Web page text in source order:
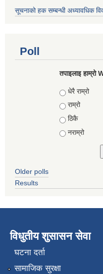
सूचनाको हक सम्बन्धी अध्यावधिक
Poll
तपाइलाइ हाम्रो
Choices
धेरै राम्रो
राम्रो
ठिकै
नराम्रो
Older polls
Results
विधुतीय शुसासन सेवा
घटना दर्ता
सामाजिक सुरक्षा